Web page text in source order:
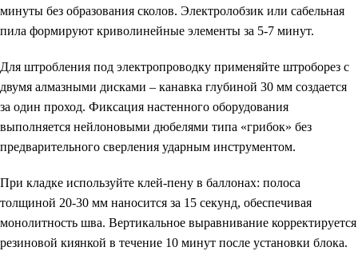
минуты без образования сколов. Электролобзик или сабельная
пила формируют криволинейные элементы за 5-7 минут.
Для штробления под электропроводку применяйте штроборез с
двумя алмазными дисками – канавка глубиной 30 мм создается
за один проход. Фиксация настенного оборудования
выполняется нейлоновыми дюбелями типа «грибок» без
предварительного сверления ударным инструментом.
При кладке используйте клей-пену в баллонах: полоса
толщиной 20-30 мм наносится за 15 секунд, обеспечивая
монолитность шва. Вертикальное выравнивание корректируется
резиновой киянкой в течение 10 минут после установки блока.